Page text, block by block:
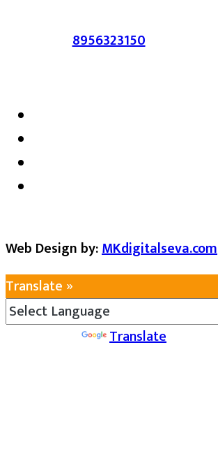
संपर्क :-8956323150/ ईमेल :-
Web Design by:MKdigitalseva.com
Translate »
Translate